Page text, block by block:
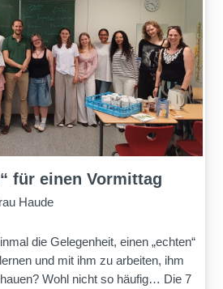
für einen Vormittag
Haude
die Gelegenheit, einen „echten“
und mit ihm zu arbeiten, ihm
Wohl nicht so häufig… Die 7